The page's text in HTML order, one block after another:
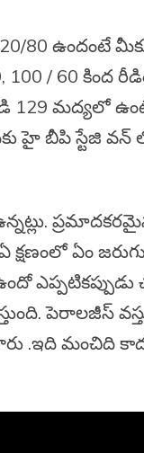
80 ఉందంటే
100 / 60 కింద
129 మద్యలో
హై బీపి స్టేజి వన్
ఏం
పెరాలజీస్
.ఇది మంచిది